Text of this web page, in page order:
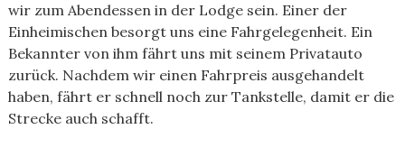
wir zum Abendessen in der Lodge sein. Einer der
Einheimischen besorgt uns eine Fahrgelegenheit. Ein
Bekannter von ihm fährt uns mit seinem Privatauto
zurück. Nachdem wir einen Fahrpreis ausgehandelt
haben, fährt er schnell noch zur Tankstelle, damit er die
Strecke auch schafft.